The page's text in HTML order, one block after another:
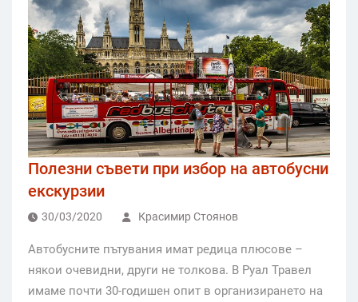
Полезни съвети при избор на автобусни
екскурзии
30/03/2020 Красимир Стоянов
Автобусните пътувания имат редица плюсове –
някои очевидни, други не толкова. В Руал Травел
имаме почти 30-годишен опит в организирането на